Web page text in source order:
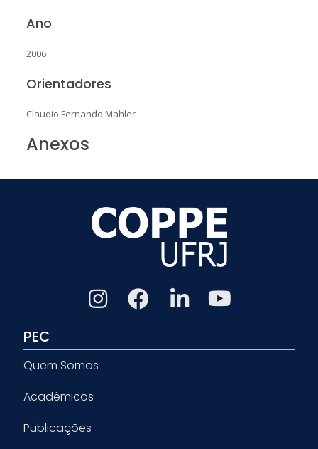
Ano
2006
Orientadores
Claudio Fernando Mahler
Anexos
PEC
Quem Somos
Acadêmicos
Publicações